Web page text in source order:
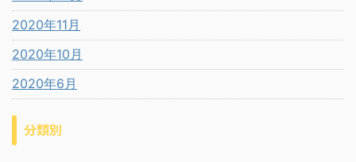
2020年11月
2020年10月
2020年6月
分類別